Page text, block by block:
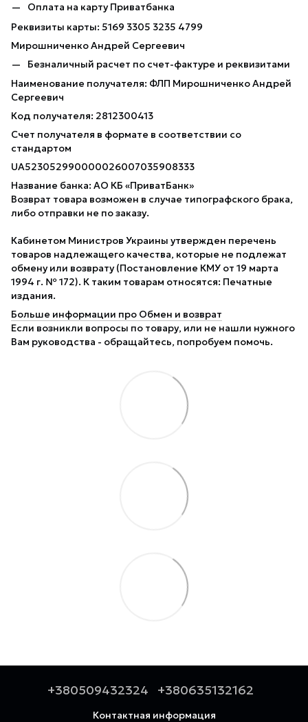
Оплата на карту Приватбанка
Реквизиты карты: 5169 3305 3235 4799
Мирошниченко Андрей Сергеевич
Безналичный расчет по счет-фактуре и реквизитами
Наименование получателя: ФЛП Мирошниченко Андрей
Сергеевич
Код получателя: 2812300413
Счет получателя в формате в соответствии со
стандартом
UA523052990000026007035908333
Название банка: АО КБ «ПриватБанк»
Возврат товара возможен в случае типографского брака,
либо отправки не по заказу.
Кабинетом Министров Украины утвержден перечень
товаров надлежащего качества, которые не подлежат
обмену или возврату (Постановление КМУ от 19 марта
1994 г. № 172). К таким товарам относятся: Печатные
издания.
Больше информации про Обмен и возврат
Если возникли вопросы по товару, или не нашли нужного
Вам руководства - обращайтесь, попробуем помочь.
+380509432324 +380635132162
Контактная информация